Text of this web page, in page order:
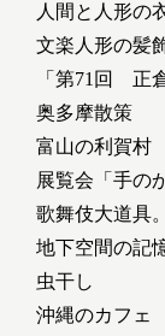
人間と人形の
文楽人形の髪
「第71回 正
奥多摩散策
富山の利賀村
展覧会「手の
歌舞伎大道具
地下空間の記
虫干し
沖縄のカフェ